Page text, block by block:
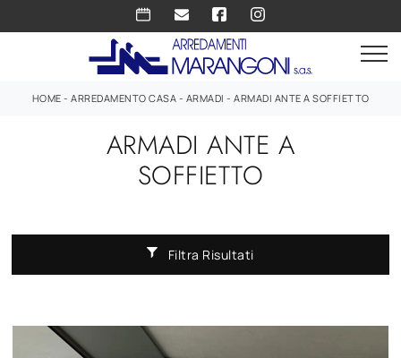
HOME - ARREDAMENTO CASA - ARMADI - ARMADI ANTE A SOFFIETTO
ARMADI ANTE A
SOFFIETTO
Filtra Risultati